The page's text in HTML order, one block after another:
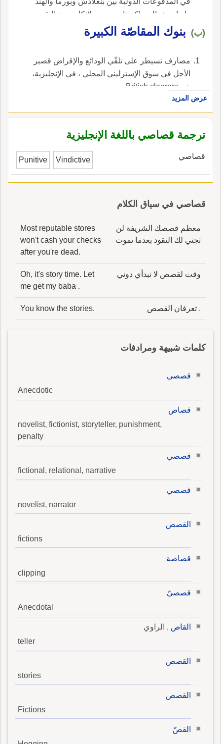
وإيران ونيبال وباكستان وسري لانكا. وحدة النقد
الآسيوية هي الوحدة المحاسبية للاتّحاد. ، في
الإنجليزية، هي Asian clearing Union.
(ب) بنوك المقاصّة الكبيرة
مصارف تسيطر على تلقّي الودائع والإقراض قصير
الأجل في سوق الإسترليني المحلي ، في الإنجليزية،
هي British clearers.
عرض المزيد
ترجمة قصاصي باللغة الإنجليزية
قصاصي Punitive Vindictive
قصاصي في سياق الكلام
معظم قصصك الشريفة لن
تجني لك النقود بعدما تموت
Most reputable stores
won't cash your checks
after you're dead.
وقت لقصص لا تبدأي دوني
Oh, it's story time. Let
me get my baba .
. تعرفان القصص You know the stories.
كلمات شبيهة ومرادفات
قصصي
Anecdotic
قصاص
novelist, fictionist, storyteller, punishment,
penalty
قصصي
fictional, relational, narrative
قصصي
novelist, narrator
القصص
fictions
قصاصة
clipping
قصصيّ
Anecdotal
القاص , الراوي
teller
القصص
stories
القصص
Fictions
القصّ